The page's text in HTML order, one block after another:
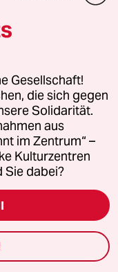
Bildung
bei voller
Gesellschaft!
die sich gegen
Solidarität.
aus
im Zentrum“ –
Kulturzentren
Sie dabei?